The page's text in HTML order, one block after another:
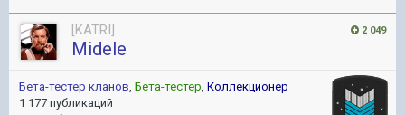
2 049
[KATRI]
Midele
Бета-тестер кланов, Бета-тестер, Коллекционер
1 177 публикаций